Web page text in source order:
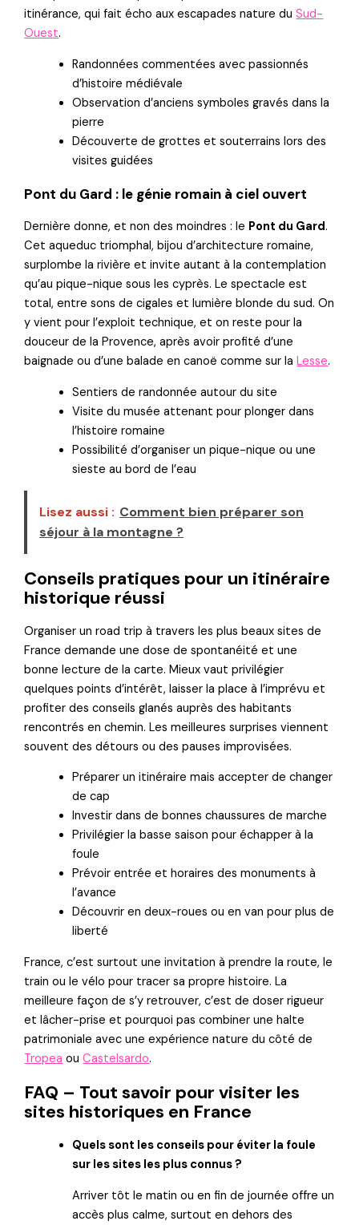
itinérance, qui fait écho aux escapades nature duSud-
Ouest.
Randonnées commentées avec passionnés
d’histoire médiévale
Observation d’anciens symboles gravés dans la
pierre
Découverte de grottes et souterrains lors des
visites guidées
Pont du Gard : le génie romain à ciel ouvert
Dernière donne, et non des moindres : le Pont du Gard.
Cet aqueduc triomphal, bijou d’architecture romaine,
surplombe la rivière et invite autant à la contemplation
qu’au pique-nique sous les cyprès. Le spectacle est
total, entre sons de cigales et lumière blonde du sud. On
y vient pour l’exploit technique, et on reste pour la
douceur de la Provence, après avoir profité d’une
baignade ou d’une balade en canoë comme sur laLesse.
Sentiers de randonnée autour du site
Visite du musée attenant pour plonger dans
l’histoire romaine
Possibilité d’organiser un pique-nique ou une
sieste au bord de l’eau
Lisez aussi : Comment bien préparer son
séjour à la montagne ?
Conseils pratiques pour un itinéraire
historique réussi
Organiser un road trip à travers les plus beaux sites de
France demande une dose de spontanéité et une
bonne lecture de la carte. Mieux vaut privilégier
quelques points d’intérêt, laisser la place à l’imprévu et
profiter des conseils glanés auprès des habitants
rencontrés en chemin. Les meilleures surprises viennent
souvent des détours ou des pauses improvisées.
Préparer un itinéraire mais accepter de changer
de cap
Investir dans de bonnes chaussures de marche
Privilégier la basse saison pour échapper à la
foule
Prévoir entrée et horaires des monuments à
l’avance
Découvrir en deux-roues ou en van pour plus de
liberté
France, c’est surtout une invitation à prendre la route, le
train ou le vélo pour tracer sa propre histoire. La
meilleure façon de s’y retrouver, c’est de doser rigueur
et lâcher-prise et pourquoi pas combiner une halte
patrimoniale avec une expérience nature du côté de
Tropea ouCastelsardo.
FAQ – Tout savoir pour visiter les
sites historiques en France
Quels sont les conseils pour éviter la foule
sur les sites les plus connus ?
Arriver tôt le matin ou en fin de journée offre un
accès plus calme, surtout en dehors des